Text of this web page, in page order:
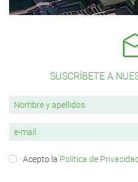
SUSCRÍBETE A
Acepto la Política de Privacidad